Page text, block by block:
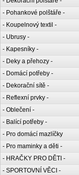
- Pohankové polštáře -
- Koupelnový textil -
- Ubrusy -
- Kapesníky -
- Deky a přehozy -
- Domácí potřeby -
- Dekorační sítě -
- Reflexní prvky -
- Oblečení -
- Balící potřeby -
- Pro domácí mazlíčky
- Pro maminky a děti -
- HRAČKY PRO DĚTI -
- SPORTOVNÍ VĚCI -